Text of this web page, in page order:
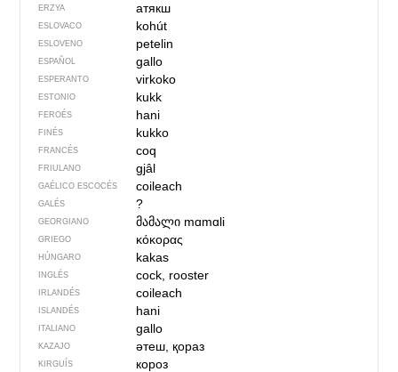
ERZYA атякш
ESLOVACO kohút
ESLOVENO petelin
ESPAÑOL gallo
ESPERANTO virkoko
ESTONIO kukk
FEROÉS hani
FINÉS kukko
FRANCÉS coq
FRIULANO gjâl
GAÉLICO ESCOCÉS coileach
GALÉS ?
GEORGIANO მამალი mɑmɑli
GRIEGO κόκορας
HÚNGARO kakas
INGLÉS cock, rooster
IRLANDÉS coileach
ISLANDÉS hani
ITALIANO gallo
KAZAJO әтеш, қораз
KIRGUÍS короз